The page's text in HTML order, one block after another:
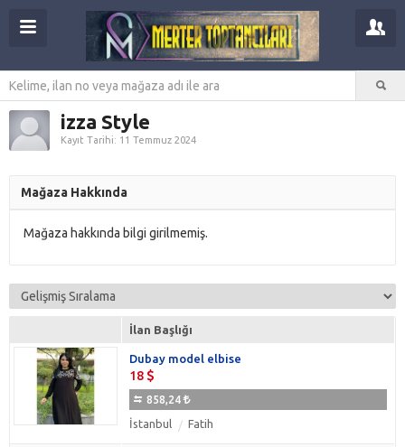
izza Style
Kayıt Tarihi: 11 Temmuz 2024
Mağaza Hakkında
Mağaza hakkında bilgi girilmemiş.
İlan Başlığı
Dubay model elbise
18
858,24
İstanbul Fatih